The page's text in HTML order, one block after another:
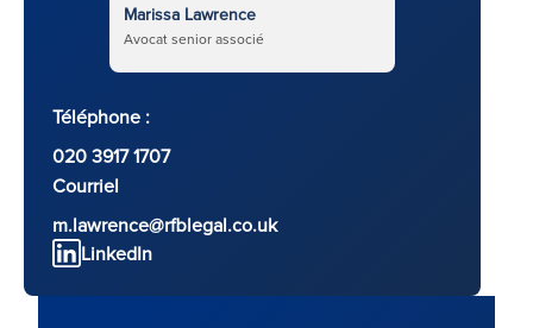
Marissa Lawrence
Avocat senior associé
Téléphone :
020 3917 1707
Courriel
m.lawrence@rfblegal.co.uk
LinkedIn